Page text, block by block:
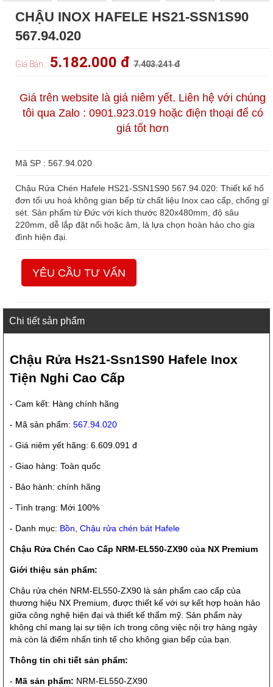
CHẬU INOX HAFELE HS21-SSN1S90
567.94.020
Giá Bán : 5.182.000 đ 7.403.241 đ
Giá trên website là giá niêm yết. Liên hệ với chúng
tôi qua Zalo : 0901.923.019 hoặc điện thoại để có
giá tốt hơn
Mã SP : 567.94.020
Chậu Rửa Chén Hafele HS21-SSN1S90 567.94.020: Thiết kế hố
đơn tối ưu hoá không gian bếp từ chất liệu Inox cao cấp, chống gỉ
sét. Sản phẩm từ Đức với kích thước 820x480mm, độ sâu
220mm, dễ lắp đặt nổi hoặc âm, là lựa chọn hoàn hảo cho gia
đình hiện đại.
YÊU CẦU TƯ VẤN
Chi tiết sản phẩm
Chậu Rửa Hs21-Ssn1S90 Hafele Inox
Tiện Nghi Cao Cấp
- Cam kết: Hàng chính hãng
- Mã sản phẩm: 567.94.020
- Giá niêm yết hãng: 6.609.091 đ
- Giao hàng: Toàn quốc
- Bảo hành: chính hãng
- Tình trạng: Mới 100%
- Danh mục: Bồn, Chậu rửa chén bát Hafele
Chậu Rửa Chén Cao Cấp NRM-EL550-ZX90 của NX Premium
Giới thiệu sản phẩm:
Chậu rửa chén NRM-EL550-ZX90 là sản phẩm cao cấp của
thương hiệu NX Premium, được thiết kế với sự kết hợp hoàn hảo
giữa công nghệ hiện đại và thiết kế thẩm mỹ. Sản phẩm này
không chỉ mang lại sự tiện ích trong công việc nội trợ hàng ngày
mà còn là điểm nhấn tinh tế cho không gian bếp của bạn.
Thông tin chi tiết sản phẩm:
- Mã sản phẩm: NRM-EL550-ZX90